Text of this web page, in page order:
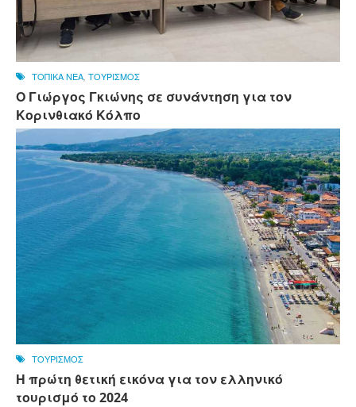
ΤΟΠΙΚΑ ΝΕΑ ΤΟΥΡΙΣΜΟΣ
Ο Γιώργος Γκιώνης σε συνάντηση για τον
Κορινθιακό Κόλπο
ΤΟΥΡΙΣΜΟΣ
Η πρώτη θετική εικόνα για τον ελληνικό
τουρισμό το 2024